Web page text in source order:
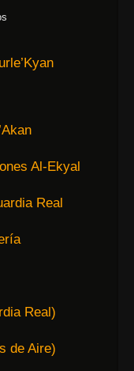
Al-Ekyal
Real
Real)
de Aire)